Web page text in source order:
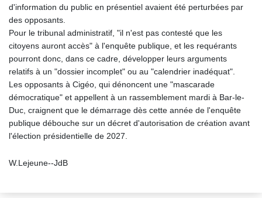
d'information du public en présentiel avaient été perturbées par
des opposants.
Pour le tribunal administratif, "il n'est pas contesté que les
citoyens auront accès" à l'enquête publique, et les requérants
pourront donc, dans ce cadre, développer leurs arguments
relatifs à un "dossier incomplet" ou au "calendrier inadéquat".
Les opposants à Cigéo, qui dénoncent une "mascarade
démocratique" et appellent à un rassemblement mardi à Bar-le-
Duc, craignent que le démarrage dès cette année de l'enquête
publique débouche sur un décret d'autorisation de création avant
l'élection présidentielle de 2027.
W.Lejeune--JdB